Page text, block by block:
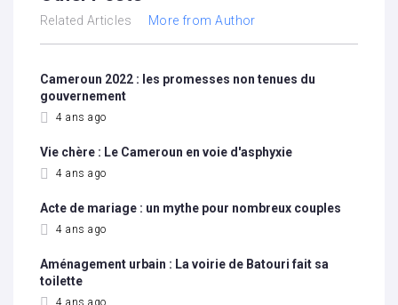
Related Articles More from Author
Cameroun 2022 : les promesses non tenues du
gouvernement
4 ans ago
Vie chère : Le Cameroun en voie d'asphyxie
4 ans ago
Acte de mariage : un mythe pour nombreux couples
4 ans ago
Aménagement urbain : La voirie de Batouri fait sa
toilette
4 ans ago